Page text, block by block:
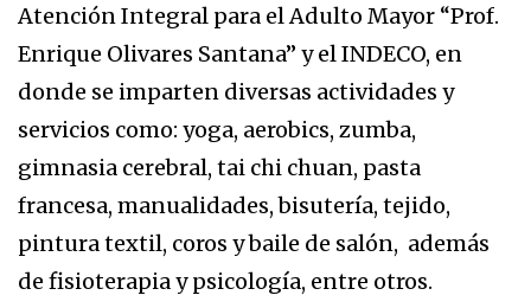
Atención Integral para el Adulto Mayor “Prof.
Enrique Olivares Santana” y el INDECO, en
donde se imparten diversas actividades y
servicios como: yoga, aerobics, zumba,
gimnasia cerebral, tai chi chuan, pasta
francesa, manualidades, bisutería, tejido,
pintura textil, coros y baile de salón, además
de fisioterapia y psicología, entre otros.